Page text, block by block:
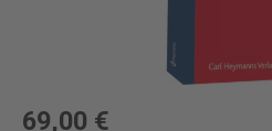
69,00 €